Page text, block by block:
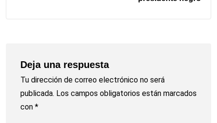
Deja una respuesta
Tu dirección de correo electrónico no será
publicada. Los campos obligatorios están marcados
con *